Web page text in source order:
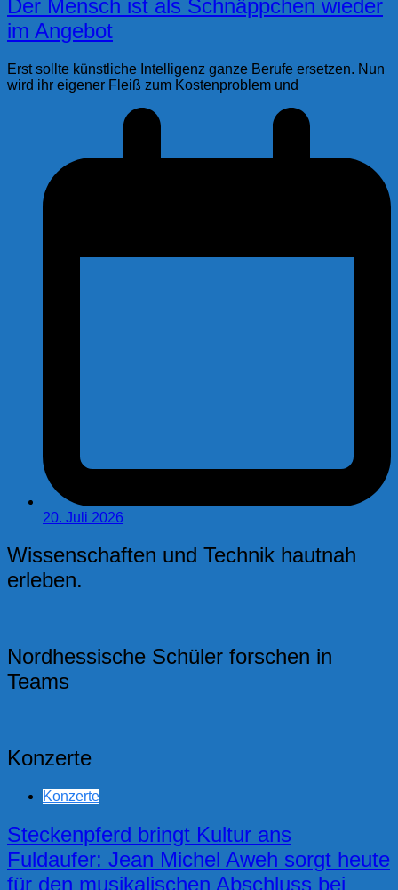
Der Mensch ist als Schnäppchen wieder
im Angebot
Erst sollte künstliche Intelligenz ganze Berufe ersetzen. Nun
wird ihr eigener Fleiß zum Kostenproblem und
20. Juli 2026
Wissenschaften und Technik hautnah
erleben.
Nordhessische Schüler forschen in
Teams
Konzerte
Konzerte
Steckenpferd bringt Kultur ans
Fuldaufer: Jean Michel Aweh sorgt heute
für den musikalischen Abschluss bei